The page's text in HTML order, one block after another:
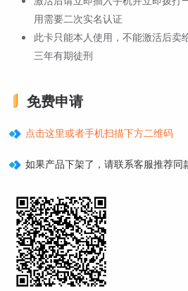
用需要二次实名认证
此卡只能本人使用，不能激活后卖
三年有期徒刑
免费申请
点击这里或者手机扫描下方二维码
如果产品下架了，请联系客服推荐同